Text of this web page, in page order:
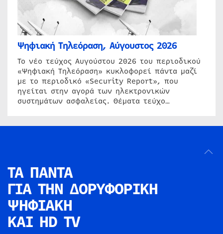
Ψηφιακή Τηλεόραση, Αύγουστος 2026
Το νέο τεύχος Αυγούστου 2026 του περιοδικού
«Ψηφιακή Τηλεόραση» κυκλοφορεί πάντα μαζί
με το περιοδικό «Security Report», που
ηγείται στην αγορά των ηλεκτρονικών
συστημάτων ασφαλείας. Θέματα τεύχο…
ΤΑ ΠΑΝΤΑ
ΓΙΑ ΤΗΝ ΔΟΡΥΦΟΡΙΚΗ
ΨΗΦΙΑΚΗ
ΚΑΙ HD TV